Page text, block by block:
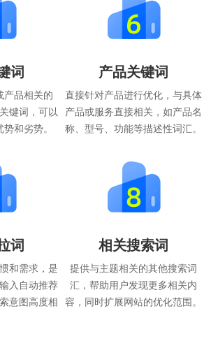
词
产品相关的
键词，可以
和劣势。
产品关键词
直接针对产品进行优化，与具体
产品或服务直接相关，如产品名
称、型号、功能等描述性词汇。
词
和需求，是
入自动推荐
意图高度相
相关搜索词
提供与主题相关的其他搜索词
汇，帮助用户发现更多相关内
容，同时扩展网站的优化范围。